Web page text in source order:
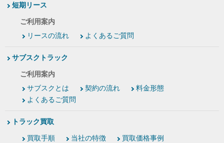
短期リース
ご利用案内
リースの流れ
よくあるご質問
サブスクトラック
ご利用案内
サブスクとは
契約の流れ
料金形態
よくあるご質問
トラック買取
買取手順 当社の特徴
買取価格事例